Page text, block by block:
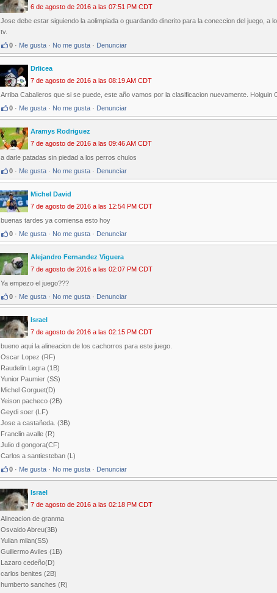
6 de agosto de 2016 a las 07:51 PM CDT
Jose debe estar siguiendo la aolimpiada o guardando dinerito para la coneccion del juego, a
tv.
0 · Me gusta · No me gusta · Denunciar
Drlicea
7 de agosto de 2016 a las 08:19 AM CDT
Arriba Caballeros que si se puede, este año vamos por la clasificacion nuevamente. Holguin
0 · Me gusta · No me gusta · Denunciar
Aramys Rodriguez
7 de agosto de 2016 a las 09:46 AM CDT
a darle patadas sin piedad a los perros chulos
0 · Me gusta · No me gusta · Denunciar
Michel David
7 de agosto de 2016 a las 12:54 PM CDT
buenas tardes ya comiensa esto hoy
0 · Me gusta · No me gusta · Denunciar
Alejandro Fernandez Viguera
7 de agosto de 2016 a las 02:07 PM CDT
Ya empezo el juego???
0 · Me gusta · No me gusta · Denunciar
Israel
7 de agosto de 2016 a las 02:15 PM CDT
bueno aqui la alineacion de los cachorros para este juego.
Oscar Lopez (RF)
Raudelin Legra (1B)
Yunior Paumier (SS)
Michel Gorguet(D)
Yeison pacheco (2B)
Geydi soer (LF)
Jose a castañeda. (3B)
Franclin avalle (R)
Julio d gongora(CF)
Carlos a santiesteban (L)
0 · Me gusta · No me gusta · Denunciar
Israel
7 de agosto de 2016 a las 02:18 PM CDT
Alineacion de granma
Osvaldo Abreu(3B)
Yulian milan(SS)
Guillermo Aviles (1B)
Lazaro cedeño(D)
carlos benites (2B)
humberto sanches (R)